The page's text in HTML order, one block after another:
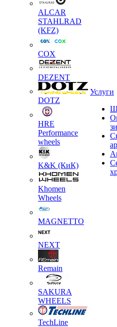
ALCAR
STAHLRAD
(KFZ)
COX
DEZENT
DOTZ
HRE
Performance
wheels
K&K (КиК)
Khomen
Wheels
MAGNETTO
NEXT
Remain
SAKURA
WHEELS
TechLine
Услуги